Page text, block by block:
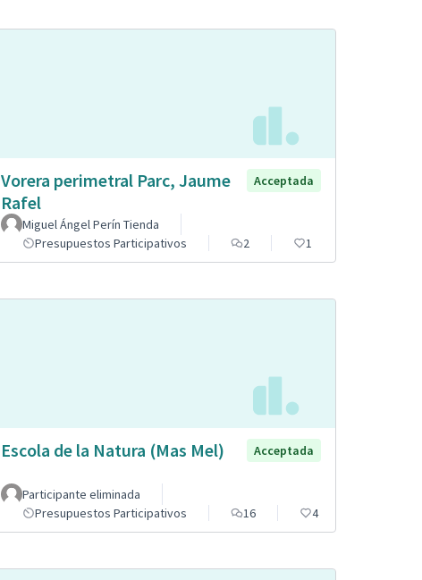
Vorera perimetral Parc, Jaume
Rafel
Acceptada
Miguel Ángel Perín Tienda
Presupuestos Participativos
2 1
Escola de la Natura (Mas Mel) Acceptada
Participante eliminada
Presupuestos Participativos
16 4